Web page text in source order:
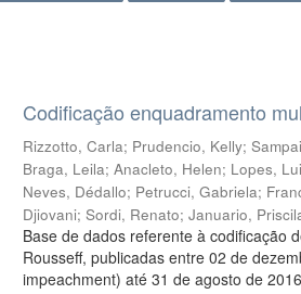
Codificação enquadramento
Rizzotto, Carla; Prudencio, Kelly;
Braga, Leila;Anacleto, Helen; Lopes,
Neves, Dédallo; Petrucci, Gabriela;
Djiovani;Sordi, Renato;Januario,
Base de dados referente à codificação
Rousseff, publicadas entre 02 de
impeachment) até 31 de agosto de